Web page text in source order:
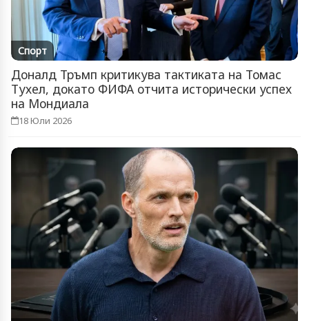
Спорт
Доналд Тръмп критикува тактиката на Томас
Тухел, докато ФИФА отчита исторически успех
на Мондиала
18 Юли 2026